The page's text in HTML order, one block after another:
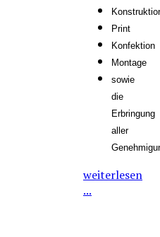
Print
Konfektion
Montage
sowie
die
Erbringung
aller
weiterlesen
...